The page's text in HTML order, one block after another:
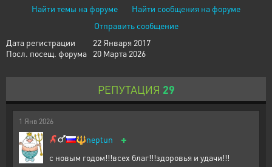
Найти темы на форуме
Найти сообщения на форуме
Отправить сообщение
Дата регистрации
22 Января 2017
Посл. посещ. форума
20 Марта 2026
РЕПУТАЦИЯ 29
1 Янв 2026
🔱neptun +
с новым годом!!!всех благ!!!здоровья и удачи!!!